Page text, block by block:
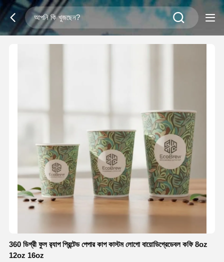
360 ডিগ্রী ফুল র‍্যাপ প্রিন্টেড পেপার কাপ কাস্টম লোগো বায়োডিগ্রেডেবল কফি 8oz
12oz 16oz